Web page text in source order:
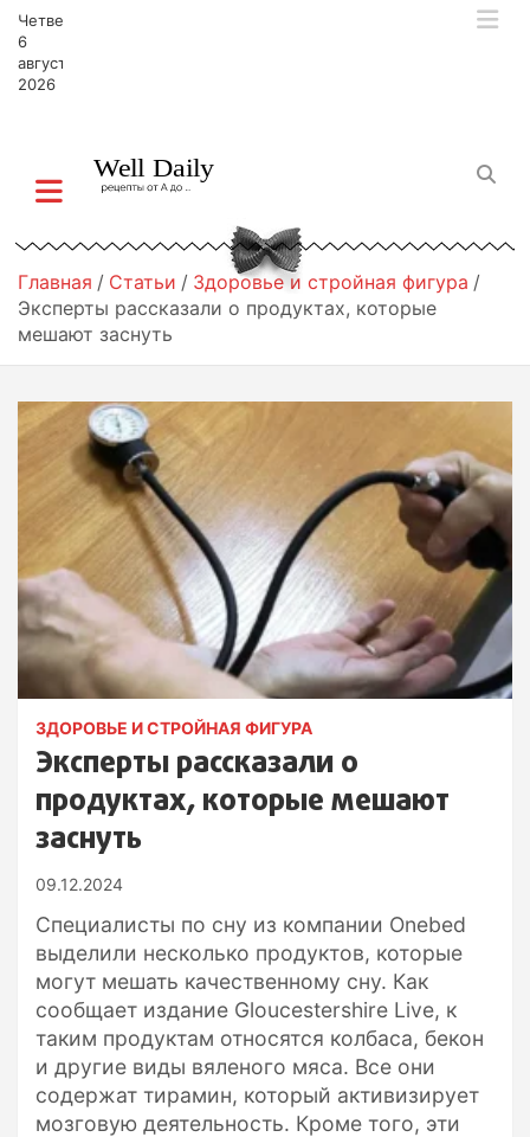
Четверг,
6
августа,
2026
Главная Статьи
Здоровье и стройная фигура
Эксперты рассказали о продуктах, которые
мешают заснуть
ЗДОРОВЬЕ И СТРОЙНАЯ ФИГУРА
Эксперты рассказали о
продуктах, которые мешают
заснуть
09.12.2024
Специалисты по сну из компании Onebed
выделили несколько продуктов, которые
могут мешать качественному сну. Как
сообщает издание Gloucestershire Live, к
таким продуктам относятся колбаса, бекон
и другие виды вяленого мяса. Все они
содержат тирамин, который активизирует
мозговую деятельность. Кроме того, эти